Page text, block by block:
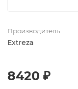
Производитель
Extreza
8420 ₽